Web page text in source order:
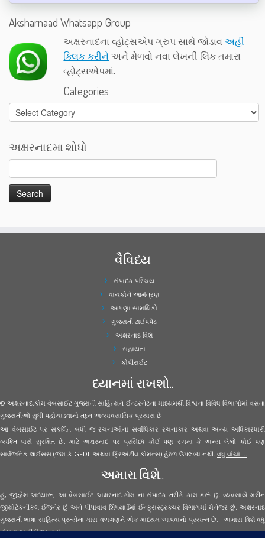
Aksharnaad Whatsapp Group
અક્ષરનાદના વ્હોટ્સએપ ગ્રુપ સાથે જોડાવઅહીં
ક્લિક કરીને અને મેળવો નવા લેખની લિંક તમારા
વ્હોટ્સએપમાં.
Categories
Categories
અક્ષરનાદમા શોધો
વૈવિધ્ય
સંપાદક પરિચય
વાચકોને આમંત્રણ
આપણા સામયિકો
ગુજરાતી ટાઈપપેડ
અક્ષરનાદ વિશે
સહાયતા
કોપીરાઈટ
ધ્યાનમાં રાખશો..
© અક્ષરનાદ.કોમ વેબસાઈટ ગુજરાતી સાહિત્યને ઈન્ટરનેટના માધ્યમથી વિશ્વના વિવિધ વિભાગોમાં વસતા
ગુજરાતીઓ સુધી પહોંચાડવાનો તદ્દન અવ્યાવસાયિક પ્રયાસ છે.
આ વેબસાઈટ પર સંકલિત બધી જ રચનાઓના સર્વાધિકાર રચનાકાર અથવા અન્ય અધિકારધારી
વ્યક્તિ પાસે સુરક્ષિત છે. માટે અક્ષરનાદ પર પ્રસિધ્ધ કોઈ પણ રચના કે અન્ય લેખો કોઈ પણ
સાર્વજનિક લાઈસંસ (જેમ કે GFDL અથવા ક્રિએટીવ કોમન્સ) હેઠળ ઉપલબ્ધ નથી. વધુ વાંચો ...
અમારા વિશે..
હું, જીજ્ઞેશ અધ્યારૂ, આ વેબસાઈટ અક્ષરનાદ.કોમ ના સંપાદક તરીકે કામ કરૂં છું. વ્યવસાયે મરીન
જીયોટેકનીકલ ઈજનેર છું અને પીપાવાવ શિપયાર્ડમાં ઈન્ફ્રાસ્ટ્રક્ચર વિભાગમાં મેનેજર છું. અક્ષરનાદ
ગુજરાતી ભાષા સાહિત્ય પ્રત્યેના મારા વળગણને એક માધ્યમ આપવાનો પ્રયત્ન છે... અમારા વિશે વધુ
વાંચવાઅહીં ક્લિક કરો...